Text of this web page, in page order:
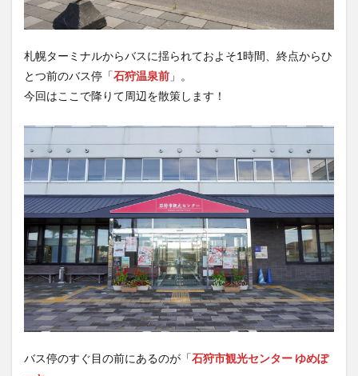
札幌ターミナルからバスに揺られておよそ1時間、終点からひ
とつ前のバス停「石狩温泉前 」。
今回はここで降りて周辺を散策します！
バス停のすぐ目の前にあるのが「石狩市観光センター ゆめぽ